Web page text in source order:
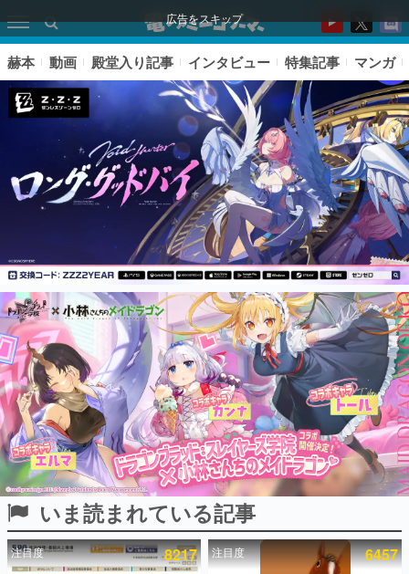
広告をスキップ
ピックアップ
電ファミのいま読まれている記事ランキング
アプリセール情報
インタビュー
連載・特集一覧
殿堂入り記事
SNS拡散数が数千以上！ ページビュー数万以上！ などな
ど。多くの人々に読まれた、電ファミ渾身の“殿堂入り”記
事をまとめました。
赫本 動画 殿堂入り記事 インタビュー 特集記事 マンガ
いま読まれている記事
注目度 8217 注目度 6457